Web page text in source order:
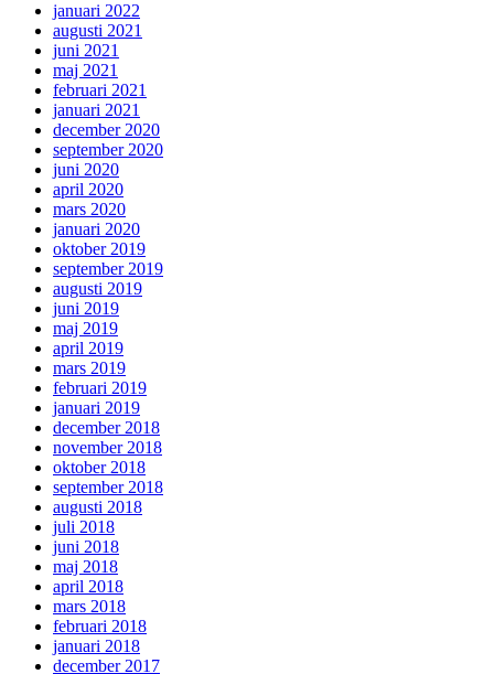
januari 2022
augusti 2021
juni 2021
maj 2021
februari 2021
januari 2021
december 2020
september 2020
juni 2020
april 2020
mars 2020
januari 2020
oktober 2019
september 2019
augusti 2019
juni 2019
maj 2019
april 2019
mars 2019
februari 2019
januari 2019
december 2018
november 2018
oktober 2018
september 2018
augusti 2018
juli 2018
juni 2018
maj 2018
april 2018
mars 2018
februari 2018
januari 2018
december 2017